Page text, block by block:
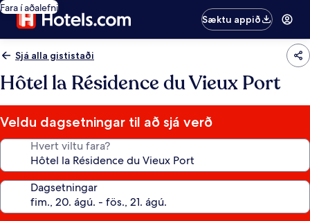
Fara í aðalefni
Sæktu appið
Sjá alla gististaði
Hôtel la Résidence du Vieux Port
Veldu dagsetningar til að sjá verð
Hvert viltu fara?
Dagsetningar